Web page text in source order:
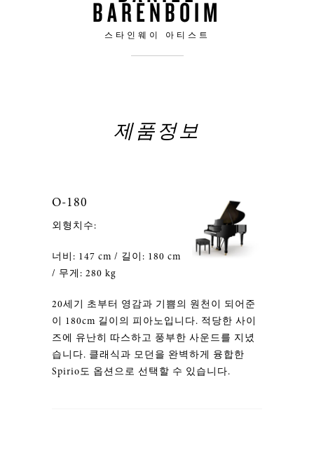
BARENBOIM
스타인웨이 아티스트
제품정보
O-180
외형치수:
너비: 147 cm / 길이: 180 cm
/ 무게: 280 kg
20세기 초부터 영감과 기쁨의 원천이 되어준
이 180cm 길이의 피아노입니다. 적당한 사이
즈에 유난히 따스하고 풍부한 사운드를 지녔
습니다. 클래식과 모던을 완벽하게 융합한
Spirio도 옵션으로 선택할 수 있습니다.